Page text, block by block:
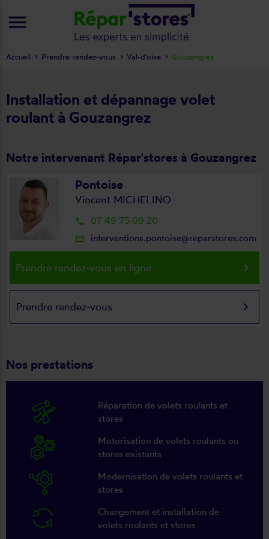
Installation et dépannage volet
roulant à Gouzangrez
Notre intervenant Répar'stores à Gouzangrez
Pontoise
Vincent MICHELINO
local_phone 07 49 75 09 20
mail_outline interventions.pontoise@reparstores.com
Prendre rendez-vous en ligne keyboard_arrow_right
Prendre rendez-vous keyboard_arrow_right
Nos prestations
Réparation de volets roulants et
stores
Motorisation de volets roulants ou
stores existants
Modernisation de volets roulants et
stores
Changement et installation de
volets roulants et stores
Accueil Prendre rendez-vous Val-d'oise Gouzangrez
menu